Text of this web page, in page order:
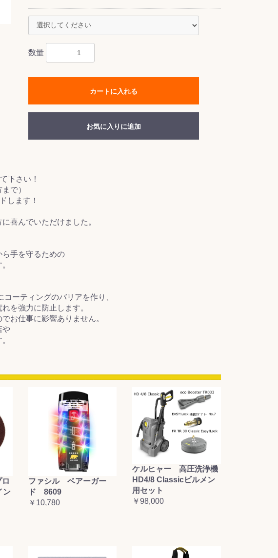
数量
カートに入れる
お気に入りに追加
下さい！
で）
します！
喜んでいただけました。
手を守るための
ーティングのバリアを作り、
を強力に防止します。
お仕事に影響ありません。
や
ン
ファシル ベアーガー
ド 8609
￥10,780
ケルヒャー 高圧洗浄機
HD4/8 Classicビルメン
用セット
￥98,000